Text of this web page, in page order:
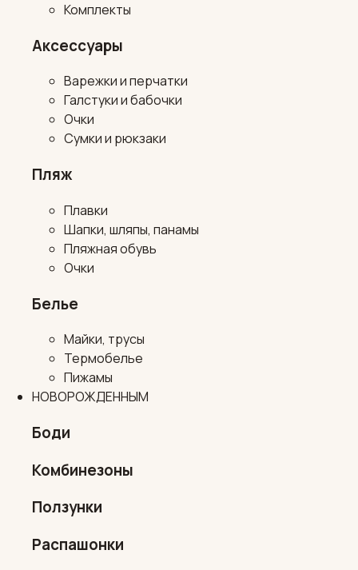
Комплекты
Аксессуары
Варежки и перчатки
Галстуки и бабочки
Очки
Сумки и рюкзаки
Пляж
Плавки
Шапки, шляпы, панамы
Пляжная обувь
Очки
Белье
Майки, трусы
Термобелье
Пижамы
НОВОРОЖДЕННЫМ
Боди
Комбинезоны
Ползунки
Распашонки